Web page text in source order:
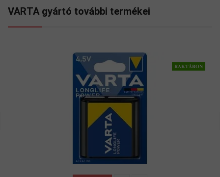
VARTA gyártó további termékei
RAKTÁRON